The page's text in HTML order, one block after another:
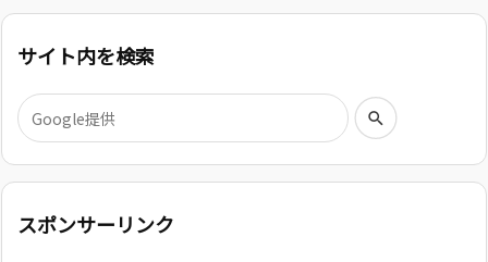
サイト内を検索
スポンサーリンク